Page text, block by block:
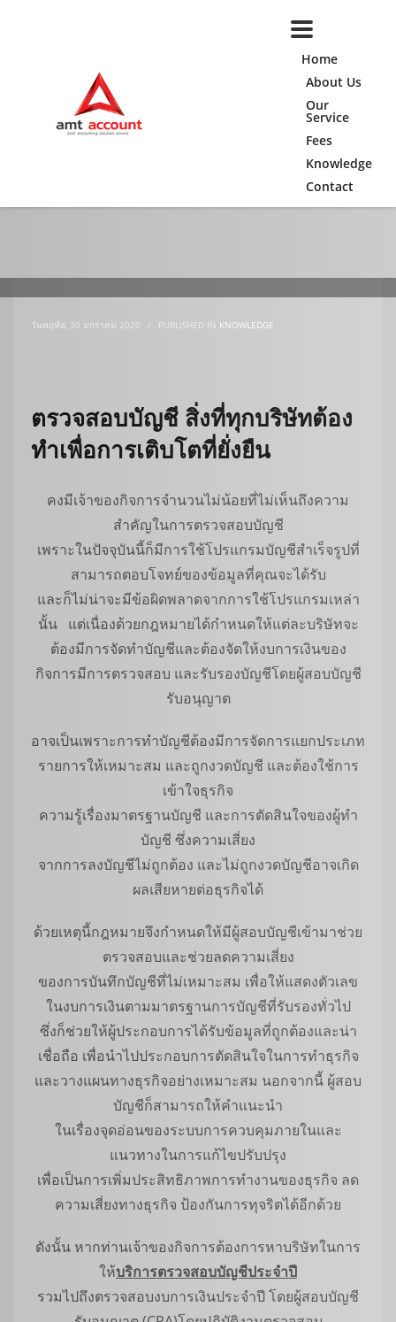
Home
About Us
Our
Service
Fees
Knowledge
Contact
วันพฤหัส, 30 มกราคม 2020 / PUBLISHED IN KNOWLEDGE
ตรวจสอบบัญชี สิ่งที่ทุกบริษัทต้อง
ทำเพื่อการเติบโตที่ยั่งยืน
คงมีเจ้าของกิจการจำนวนไม่น้อยที่ไม่เห็นถึงความ
สำคัญในการตรวจสอบบัญชี
เพราะในปัจจุบันนี้ก็มีการใช้โปรแกรมบัญชีสำเร็จรูปที่
สามารถตอบโจทย์ของข้อมูลที่คุณจะได้รับ
และก็ไม่น่าจะมีข้อผิดพลาดจากการใช้โปรแกรมเหล่า
นั้น แต่เนื่องด้วยกฎหมายได้กำหนดให้แต่ละบริษัทจะ
ต้องมีการจัดทำบัญชีและต้องจัดให้งบการเงินของ
กิจการมีการตรวจสอบ และรับรองบัญชีโดยผู้สอบบัญชี
รับอนุญาต
อาจเป็นเพราะการทำบัญชีต้องมีการจัดการแยกประเภท
รายการให้เหมาะสม และถูกงวดบัญชี และต้องใช้การ
เข้าใจธุรกิจ
ความรู้เรื่องมาตรฐานบัญชี และการตัดสินใจของผู้ทำ
บัญชี ซึ่งความเสี่ยง
จากการลงบัญชีไม่ถูกต้อง และไม่ถูกงวดบัญชีอาจเกิด
ผลเสียหายต่อธุรกิจได้
ด้วยเหตุนี้กฎหมายจึงกำหนดให้มีผู้สอบบัญชีเข้ามาช่วย
ตรวจสอบและช่วยลดความเสี่ยง
ของการบันทึกบัญชีที่ไม่เหมาะสม เพื่อให้แสดงตัวเลข
ในงบการเงินตามมาตรฐานการบัญชีที่รับรองทั่วไป
ซึ่งก็ช่วยให้ผู้ประกอบการได้รับข้อมูลที่ถูกต้องและน่า
เชื่อถือ เพื่อนำไปประกอบการตัดสินใจในการทำธุรกิจ
และวางแผนทางธุรกิจอย่างเหมาะสม นอกจากนี้ ผู้สอบ
บัญชีก็สามารถให้คำแนะนำ
ในเรื่องจุดอ่อนของระบบการควบคุมภายในและ
แนวทางในการแก้ไขปรับปรุง
เพื่อเป็นการเพิ่มประสิทธิภาพการทำงานของธุรกิจ ลด
ความเสี่ยงทางธุรกิจ ป้องกันการทุจริตได้อีกด้วย
ดังนั้น หากท่านเจ้าของกิจการต้องการหาบริษัทในการ
ให้บริการตรวจสอบบัญชีประจำปี
รวมไปถึงตรวจสอบงบการเงินประจำปี โดยผู้สอบบัญชี